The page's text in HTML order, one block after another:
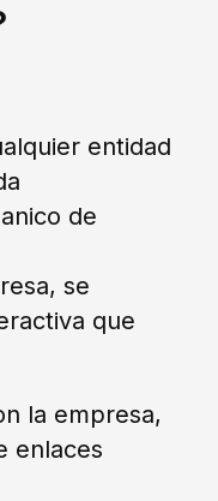
entidad
de
se
que
la empresa,
enlaces